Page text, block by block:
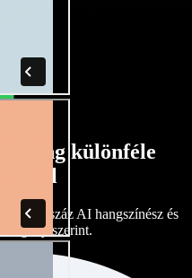
hang különféle
több száz AI hangszínész és
igény szerint.